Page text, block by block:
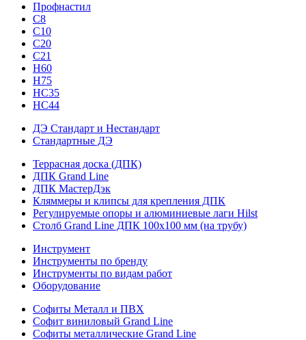
Профнастил
С8
С10
С20
С21
H60
H75
HС35
НС44
ДЭ Стандарт и Нестандарт
Стандартные ДЭ
Террасная доска (ДПК)
ДПК Grand Line
ДПК МастерДэк
Кляммеры и клипсы для крепления ДПК
Регулируемые опоры и алюминиевые лаги Hilst
Столб Grand Line ДПК 100х100 мм (на трубу)
Инструмент
Инструменты по бренду
Инструменты по видам работ
Оборудование
Софиты Металл и ПВХ
Софит виниловый Grand Line
Софиты металлические Grand Line